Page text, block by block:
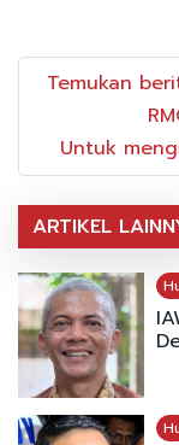
Temukan
Untuk
ARTIKEL